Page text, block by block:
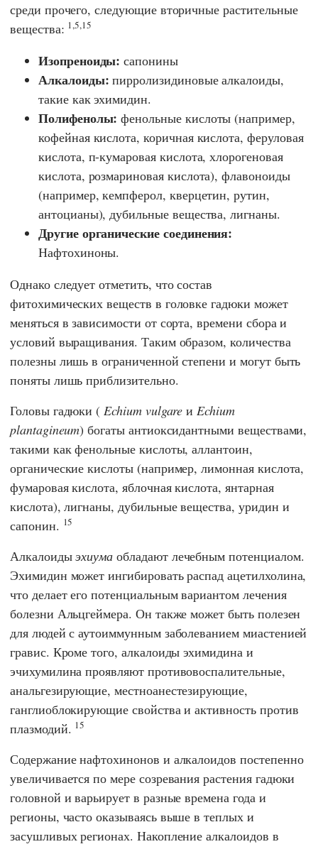
среди прочего, следующие вторичные растительные
вещества: 1,5,15
Изопреноиды: сапонины
Алкалоиды: пирролизидиновые алкалоиды,
такие как эхимидин.
Полифенолы: фенольные кислоты (например,
кофейная кислота, коричная кислота, феруловая
кислота, п-кумаровая кислота, хлорогеновая
кислота, розмариновая кислота), флавоноиды
(например, кемпферол, кверцетин, рутин,
антоцианы), дубильные вещества, лигнаны.
Другие органические соединения:
Нафтохиноны.
Однако следует отметить, что состав
фитохимических веществ в головке гадюки может
меняться в зависимости от сорта, времени сбора и
условий выращивания. Таким образом, количества
полезны лишь в ограниченной степени и могут быть
поняты лишь приблизительно.
Головы гадюки (Echium vulgare иEchium
plantagineum) богаты антиоксидантными веществами,
такими как фенольные кислоты, аллантоин,
органические кислоты (например, лимонная кислота,
фумаровая кислота, яблочная кислота, янтарная
кислота), лигнаны, дубильные вещества, уридин и
сапонин. 15
Алкалоидыэхиума обладают лечебным потенциалом.
Эхимидин может ингибировать распад ацетилхолина,
что делает его потенциальным вариантом лечения
болезни Альцгеймера. Он также может быть полезен
для людей с аутоиммунным заболеванием миастенией
гравис. Кроме того, алкалоиды эхимидина и
эчихумилина проявляют противовоспалительные,
анальгезирующие, местноанестезирующие,
ганглиоблокирующие свойства и активность против
плазмодий. 15
Содержание нафтохинонов и алкалоидов постепенно
увеличивается по мере созревания растения гадюки
головной и варьирует в разные времена года и
регионы, часто оказываясь выше в теплых и
засушливых регионах. Накопление алкалоидов в